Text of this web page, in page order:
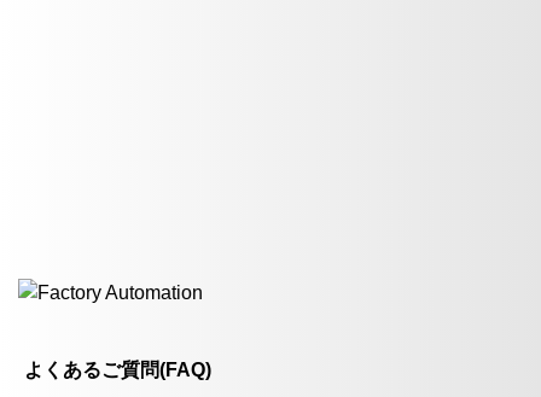
よくあるご質問(FAQ)